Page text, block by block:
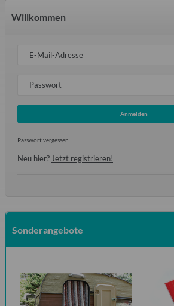
Willkommen
E-Mail-Adresse
Passwort
Anmelden
Passwort vergessen
Neu hier? Jetzt registrieren!
Sonderangebote